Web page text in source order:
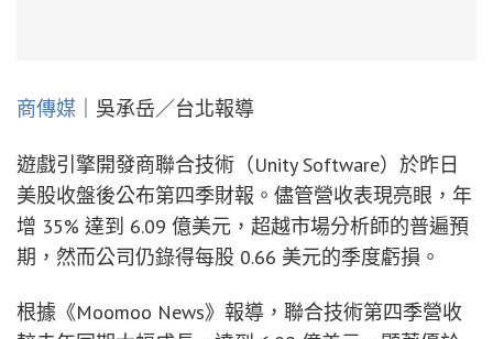
商傳媒 ｜吳承岳／台北報導
遊戲引擎開發商聯合技術（Unity Software）於昨日
美股收盤後公布第四季財報。儘管營收表現亮眼，年
增 35% 達到 6.09 億美元，超越市場分析師的普遍預
期，然而公司仍錄得每股 0.66 美元的季度虧損。
根據《Moomoo News》報導，聯合技術第四季營收